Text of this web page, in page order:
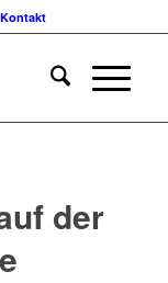
Kontakt
der